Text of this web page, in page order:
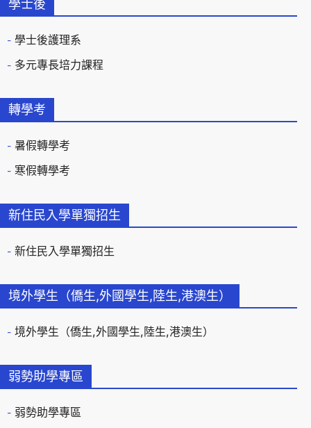
學士後
學士後護理系
多元專長培力課程
轉學考
暑假轉學考
寒假轉學考
新住民入學單獨招生
新住民入學單獨招生
境外學生（僑生,外國學生,陸生,港澳生）
境外學生（僑生,外國學生,陸生,港澳生）
弱勢助學專區
弱勢助學專區